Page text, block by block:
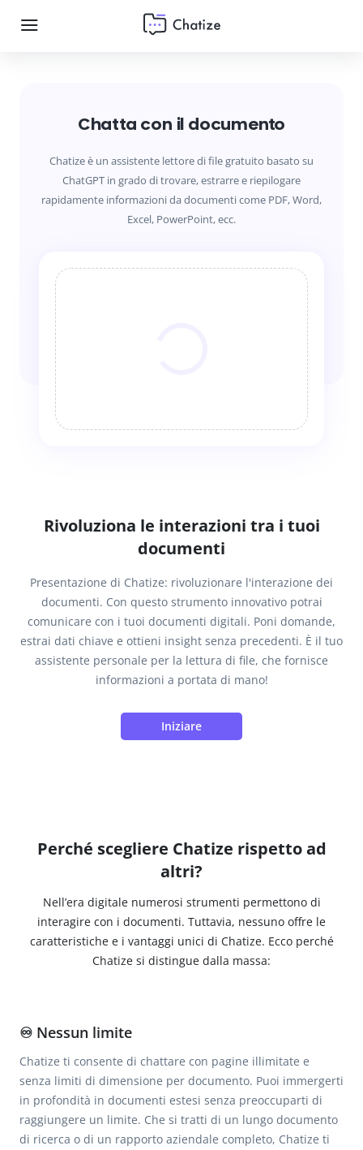
Chatta con il documento
Chatize è un assistente lettore di file gratuito basato su
ChatGPT in grado di trovare, estrarre e riepilogare
rapidamente informazioni da documenti come PDF, Word,
Excel, PowerPoint, ecc.
Rivoluziona le interazioni tra i tuoi
documenti
Presentazione di Chatize: rivoluzionare l'interazione dei
documenti. Con questo strumento innovativo potrai
comunicare con i tuoi documenti digitali. Poni domande,
estrai dati chiave e ottieni insight senza precedenti. È il tuo
assistente personale per la lettura di file, che fornisce
informazioni a portata di mano!
Iniziare
Perché scegliere Chatize rispetto ad
altri?
Nell’era digitale numerosi strumenti permettono di
interagire con i documenti. Tuttavia, nessuno offre le
caratteristiche e i vantaggi unici di Chatize. Ecco perché
Chatize si distingue dalla massa:
♾️ Nessun limite
Chatize ti consente di chattare con pagine illimitate e
senza limiti di dimensione per documento. Puoi immergerti
in profondità in documenti estesi senza preoccuparti di
raggiungere un limite. Che si tratti di un lungo documento
di ricerca o di un rapporto aziendale completo, Chatize ti